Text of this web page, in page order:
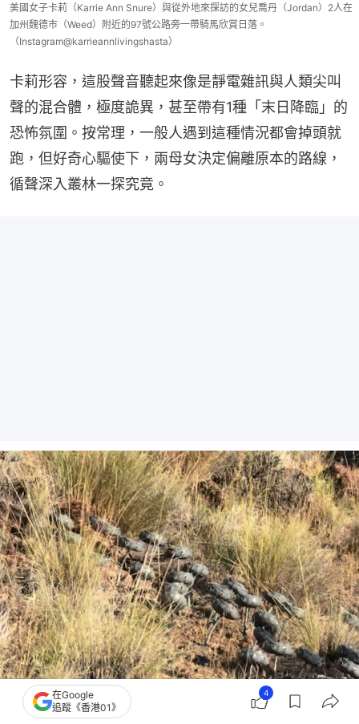
美國女子卡莉（Karrie Ann Snure）與從外地來探訪的女兒喬丹（Jordan）2人在
加州魏德市（Weed）附近的97號公路旁一帶騎馬欣賞日落。
（Instagram@karrieannlivingshasta）
卡莉形容，這股聲音聽起來像是靜電雜訊與人類尖叫
聲的混合體，極度詭異，甚至帶有1種「末日降臨」的
恐怖氛圍。按常理，一般人遇到這種情況都會掉頭就
跑，但好奇心驅使下，兩母女決定偏離原本的路線，
循聲深入叢林一探究竟。
在Google
追蹤《香港01》
4